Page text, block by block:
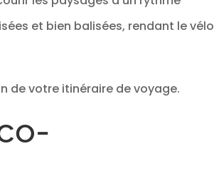
et bien balisées, rendant le vélo
de votre itinéraire de voyage.